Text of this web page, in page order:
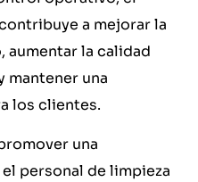
a mejorar la
aumentar la calidad
mantener una
los clientes.
una
personal de limpieza